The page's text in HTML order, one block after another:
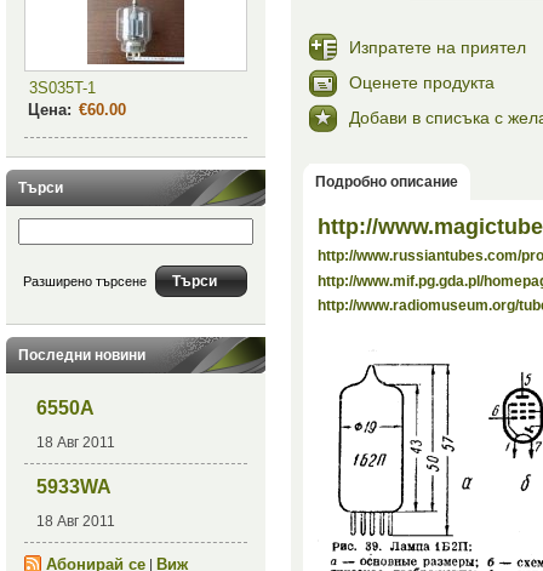
3S035T-1
Цена: €60.00
Търси
Разширено търсене
Последни новини
6550A
18 Авг 2011
5933WA
18 Авг 2011
Абонирай се|
Виж
Изпратете на приятел
Оценете продукта
Добави в списъка с
Подробно описание
http://
http://www.russiantubes.com/
http://www.mif.pg.gda.pl/
http://www.radiomuseum.org/